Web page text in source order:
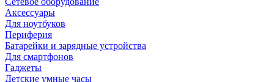
Аксессуары
Для ноутбуков
Периферия
Батарейки и зарядные устройства
Для смартфонов
Гаджеты
Детские умные часы